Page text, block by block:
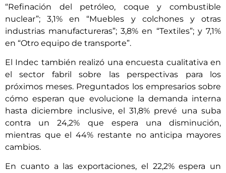
“Refinación del petróleo, coque y combustible
nuclear”; 3,1% en “Muebles y colchones y otras
industrias manufactureras”; 3,8% en “Textiles”; y 7,1%
en “Otro equipo de transporte”.
El Indec también realizó una encuesta cualitativa en
el sector fabril sobre las perspectivas para los
próximos meses. Preguntados los empresarios sobre
cómo esperan que evolucione la demanda interna
hasta diciembre inclusive, el 31,8% prevé una suba
contra un 24,2% que espera una disminución,
mientras que el 44% restante no anticipa mayores
cambios.
En cuanto a las exportaciones, el 22,2% espera un